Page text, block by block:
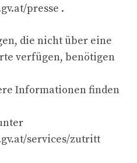
presse .
die nicht über eine
verfügen, benötigen
Informationen finden
services/zutritt